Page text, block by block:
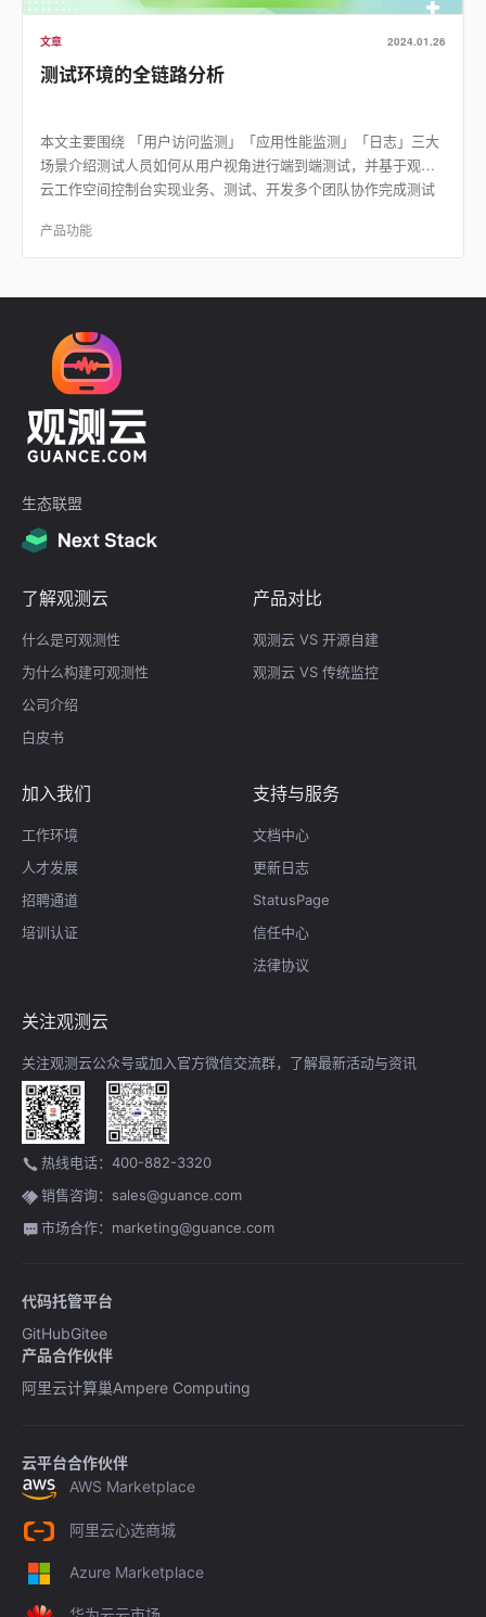
文章 2024.01.26
测试环境的全链路分析
本文主要围绕 「用户访问监测」「应用性能监测」「日志」三大
场景介绍测试人员如何从用户视角进行端到端测试，并基于观测
云工作空间控制台实现业务、测试、开发多个团队协作完成测试
产品功能
生态联盟
了解观测云
什么是可观测性
为什么构建可观测性
公司介绍
白皮书
产品对比
观测云 VS 开源自建
观测云 VS 传统监控
加入我们
工作环境
人才发展
招聘通道
培训认证
支持与服务
文档中心
更新日志
StatusPage
信任中心
法律协议
关注观测云
关注观测云公众号或加入官方微信交流群，了解最新活动与资讯
热线电话：400-882-3320
销售咨询：sales@guance.com
市场合作：marketing@guance.com
代码托管平台
GitHubGitee
产品合作伙伴
阿里云计算巢Ampere Computing
云平台合作伙伴
AWS Marketplace
阿里云心选商城
Azure Marketplace